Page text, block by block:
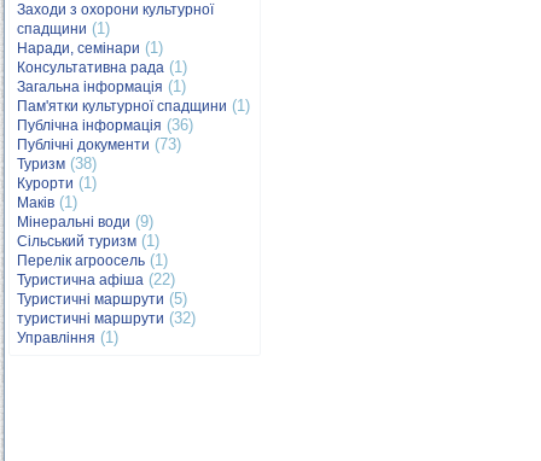
Заходи з охорони культурної
спадщини (1)
Наради, семінари (1)
Консультативна рада (1)
Загальна інформація (1)
Пам'ятки культурної спадщини (1)
Публічна інформація (36)
Публічні документи (73)
Туризм (38)
Курорти (1)
Маків (1)
Мінеральні води (9)
Сільський туризм (1)
Перелік агроосель (1)
Туристична афіша (22)
Туристичні маршрути (5)
туристичні маршрути (32)
Управління (1)